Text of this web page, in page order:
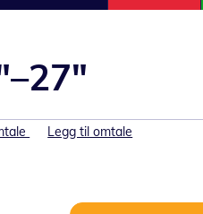
Legg til omtale